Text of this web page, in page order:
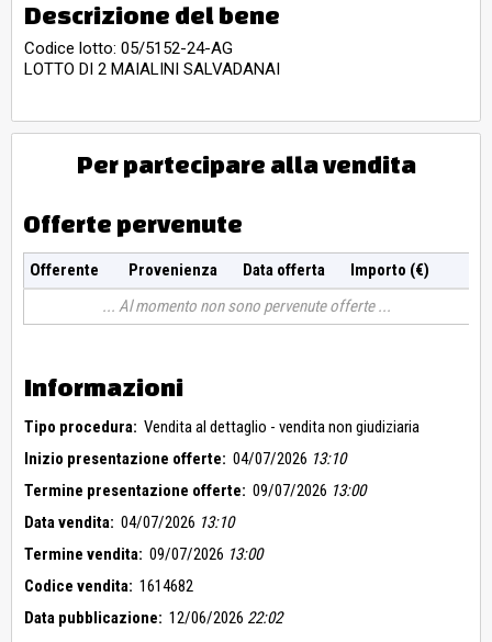
Descrizione del bene
Codice lotto: 05/5152-24-AG
LOTTO DI 2 MAIALINI SALVADANAI
Per partecipare alla vendita
Offerte pervenute
Offerente Provenienza Data offerta
Importo (€)
Al momento non sono pervenute offerte
Informazioni
Tipo procedura: Vendita al dettaglio - vendita non giudiziaria
Inizio presentazione offerte: 04/07/2026 13:10
Termine presentazione offerte: 09/07/2026 13:00
Data vendita: 04/07/2026 13:10
Termine vendita: 09/07/2026 13:00
Codice vendita: 1614682
Data pubblicazione: 12/06/2026 22:02